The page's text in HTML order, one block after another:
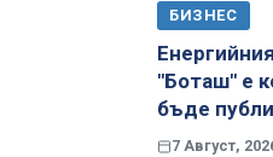
БИЗНЕС
"Боташ" е
бъде
7 Август,